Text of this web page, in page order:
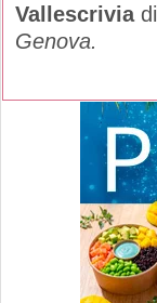
Vallescriviadi
Genova.